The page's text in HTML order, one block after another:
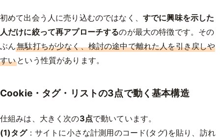
初めて出会う人に売り込むのではなく、 すでに興味を示した
人だけに絞って再アプローチするのが最大の特徴です。その
ぶん無駄打ちが少なく、検討の途中で離れた人を引き戻しや
すいという性質があります。
Cookie・タグ・リストの3点で動く基本構造
仕組みは、大きく次の3点で動いています。
(1)タグ：サイトに小さな計測用のコード(タグ)を貼り、訪れ